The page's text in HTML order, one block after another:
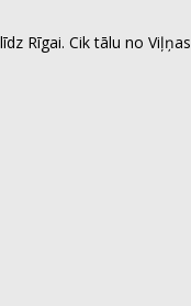
Rīgai. Cik tālu no Viļņas